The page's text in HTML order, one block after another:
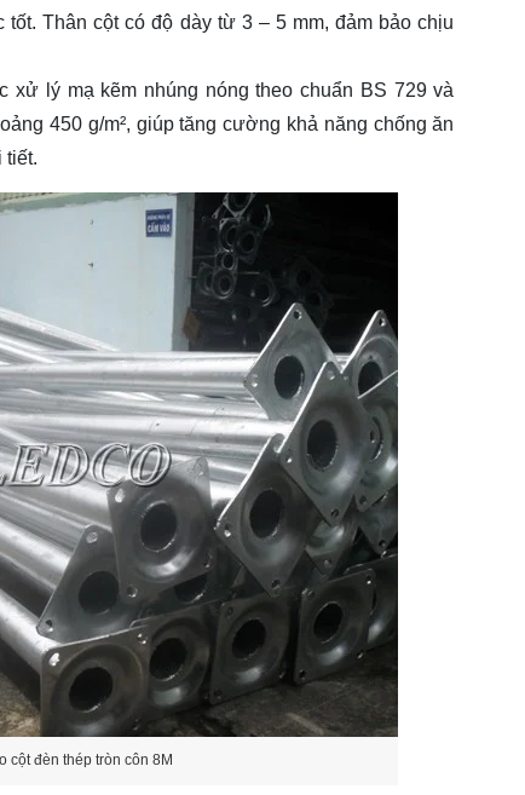
Thân cột có độ dày từ 3 – 5 mm, đảm bảo chịu
xử lý mạ kẽm nhúng nóng theo chuẩn BS 729 và
450 g/m², giúp tăng cường khả năng chống ăn
tiết.
cột đèn thép tròn côn 8M